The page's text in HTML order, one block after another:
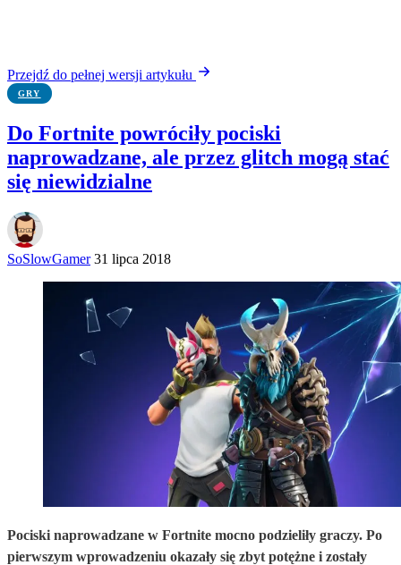
Przejdź do pełnej wersji artykułu
GRY
Do Fortnite powróciły pociski
naprowadzane, ale przez glitch mogą stać
się niewidzialne
SoSlowGamer 31 lipca 2018
Pociski naprowadzane w Fortnite mocno podzieliły graczy. Po
pierwszym wprowadzeniu okazały się zbyt potężne i zostały